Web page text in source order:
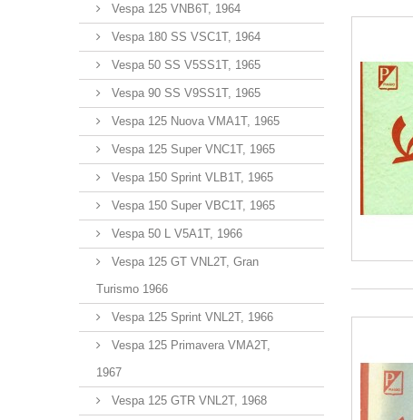
Vespa 125 VNB6T, 1964
Vespa 180 SS VSC1T, 1964
Vespa 50 SS V5SS1T, 1965
Vespa 90 SS V9SS1T, 1965
Vespa 125 Nuova VMA1T, 1965
Vespa 125 Super VNC1T, 1965
Vespa 150 Sprint VLB1T, 1965
Vespa 150 Super VBC1T, 1965
Vespa 50 L V5A1T, 1966
Vespa 125 GT VNL2T, Gran
Turismo 1966
Vespa 125 Sprint VNL2T, 1966
Vespa 125 Primavera VMA2T,
1967
Vespa 125 GTR VNL2T, 1968